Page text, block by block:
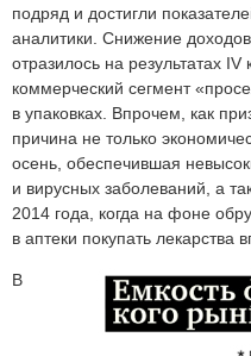
подряд и достигли
аналитики. Снижение
отразилось на результатах IV
коммерческий сегмент
в упаковках. Впрочем, как
причина не только
осень, обеспечившая
и вирусных заболеваний, а
2014 года, когда на фоне
в аптеки покупать лекарства
В